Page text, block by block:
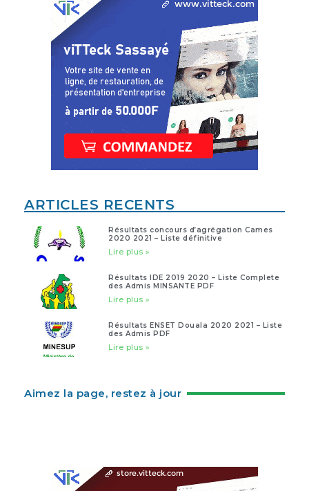
ARTICLES RECENTS
Résultats concours d’agrégation Cames
2020 2021 – Liste définitive
Lire plus »
Résultats IDE 2019 2020 – Liste Complete
des Admis MINSANTE PDF
Lire plus »
Résultats ENSET Douala 2020 2021 – Liste
des Admis PDF
Lire plus »
Aimez la page, restez à jour